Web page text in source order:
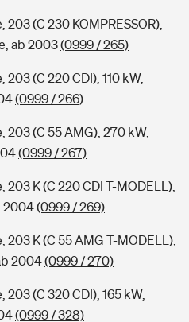
(C 230 KOMPRESSOR),
ab 2003(0999 / 265)
(C 220 CDI), 110 kW,
(0999 / 266)
(C 55 AMG), 270 kW,
(0999 / 267)
K (C 220 CDI T-MODELL),
2004(0999 / 269)
K (C 55 AMG T-MODELL),
2004(0999 / 270)
(C 320 CDI), 165 kW,
(0999 / 328)